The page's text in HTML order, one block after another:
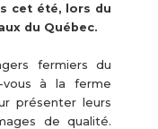
cet été, lors du
du Québec.
fermiers du
vous à la ferme
présenter leurs
de qualité.